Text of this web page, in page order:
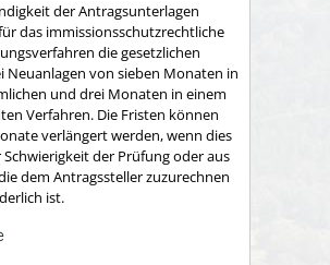
der Antragsunterlagen
das immissionsschutzrechtliche
die gesetzlichen
Neuanlagen von sieben Monaten in
und drei Monaten in einem
Verfahren. Die Fristen können
verlängert werden, wenn dies
Schwierigkeit der Prüfung oder aus
dem Antragssteller zuzurechnen
ist.